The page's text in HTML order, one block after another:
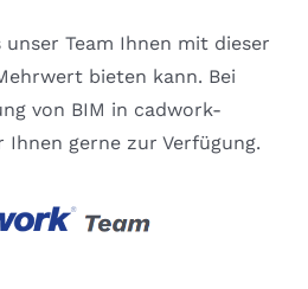
Team Ihnen mit dieser
bieten kann. Bei
von BIM in cadwork-
gerne zur Verfügung.